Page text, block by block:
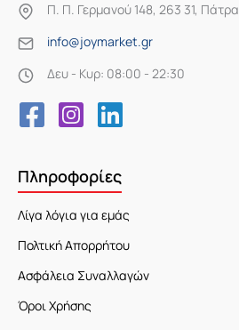
Π. Π. Γερμανού 148, 263 31, Πάτρα
info@joymarket.gr
Δευ - Κυρ: 08:00 - 22:30
Πληροφορίες
Λίγα λόγια για εμάς
Πολτική Απορρήτου
Ασφάλεια Συναλλαγών
Όροι Χρήσης